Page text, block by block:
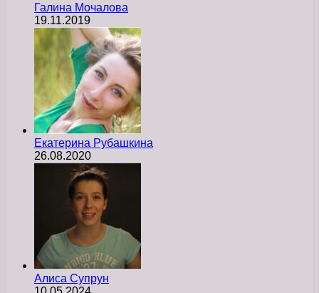
Галина Мочалова
19.11.2019
Екатерина Рубашкина
26.08.2020
Алиса Супрун